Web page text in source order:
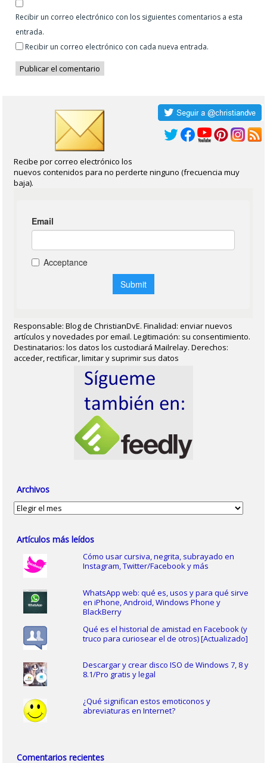
Recibir un correo electrónico con los siguientes comentarios a esta
entrada.
Recibir un correo electrónico con cada nueva entrada.
Recibe por correo electrónico los
nuevos contenidos para no perderte ninguno (frecuencia muy
baja).
Responsable: Blog de ChristianDvE. Finalidad: enviar nuevos
artículos y novedades por email. Legitimación: su consentimiento.
Destinatarios: los datos los custodiará Mailrelay. Derechos:
acceder, rectificar, limitar y suprimir sus datos
Archivos
Archivos
Artículos más leídos
Cómo usar cursiva, negrita, subrayado en
Instagram, Twitter/Facebook y más
WhatsApp web: qué es, usos y para qué sirve
en iPhone, Android, Windows Phone y
BlackBerry
Qué es el historial de amistad en Facebook (y
truco para curiosear el de otros) [Actualizado]
Descargar y crear disco ISO de Windows 7, 8 y
8.1/Pro gratis y legal
¿Qué significan estos emoticonos y
abreviaturas en Internet?
Comentarios recientes